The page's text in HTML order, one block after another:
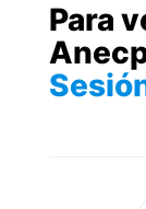
Para